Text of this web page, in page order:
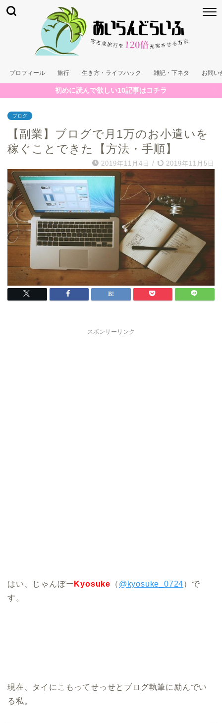
プロフィール 旅行 生き方・ライフハック 雑記・下ネタ お問い
初めに読んで欲しい10記事はコチラ
ブログ
【副業】ブログで月1万のお小遣いを
稼ぐことできた【方法・手順】
2019年11月4日 / 2019年11月5日
スポンサーリンク
はい、じゃんぼー Kyosuke （ @kyosuke_0724）で
す。
現在、タイにこもってせっせとブログ執筆に励んでい
る私。